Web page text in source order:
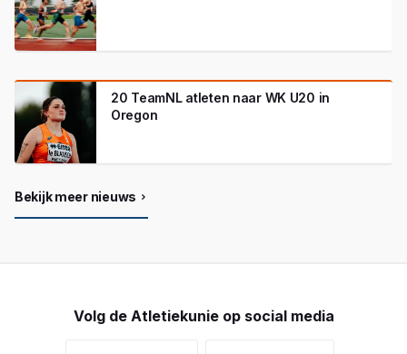
20 TeamNL atleten naar WK U20 in
Oregon
Bekijk meer nieuws
Volg de Atletiekunie op social media